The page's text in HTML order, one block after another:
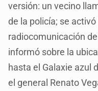
versión: un vecino
de la policía; se
radiocomunicación
informó sobre la
hasta el Galaxie azul
el general Renato